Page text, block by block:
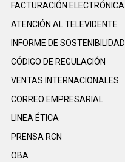
FACTURACIÓN ELECTRÓNICA
ATENCIÓN AL TELEVIDENTE
INFORME DE SOSTENIBILIDAD
CÓDIGO DE REGULACIÓN
VENTAS INTERNACIONALES
CORREO EMPRESARIAL
LINEA ÉTICA
PRENSA RCN
OBA